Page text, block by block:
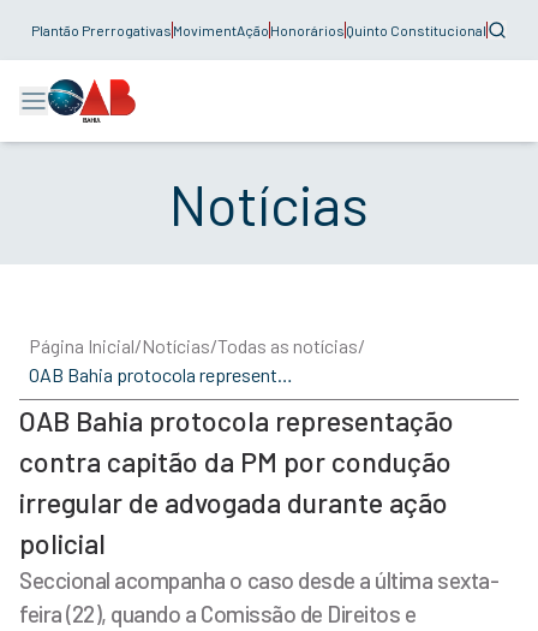
Plantão Prerrogativas MovimentAção Honorários Quinto Constitucional
Notícias
Página Inicial/Notícias/Todas as notícias/
OAB Bahia protocola representação
contra capitão da PM por condução
irregular de advogada durante ação
policial
Seccional acompanha o caso desde a última sexta-
feira (22), quando a Comissão de Direitos e